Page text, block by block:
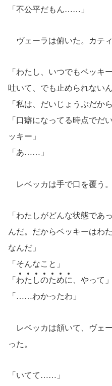
「不公平だもん……」
ヴェーラは俯いた。カテ
「わたし、いつでもベッキ
吐いて、でも止められないん
「私は、だいじょうぶだから
「口癖になってる時点でだ
ッキー」
「あ……」
レベッカは手で口を覆う。
「わたしがどんな状態であ
んだ。だからベッキーはわ
なんだ」
「そんなこと」
「 わた しのために
、やって」
「……わかったわ」
レベッカは頷いて、ヴェ
った。
「いてて……」